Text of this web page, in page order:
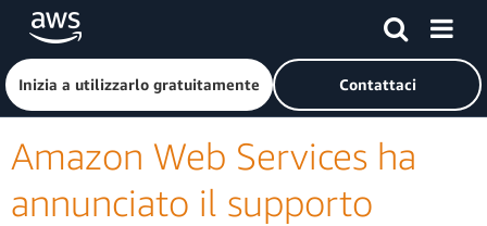
Passa al contenuto principale
Fai clic qui per tornare alla home page di Amazon Web
Inizia a utilizzarlo gratuitamente Contattaci
Amazon Web Services ha
annunciato il supporto